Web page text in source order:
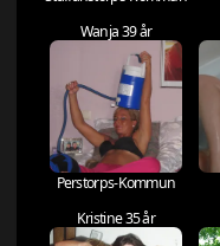
Wanja 39 år
Perstorps-Kommun
Kristine 35 år